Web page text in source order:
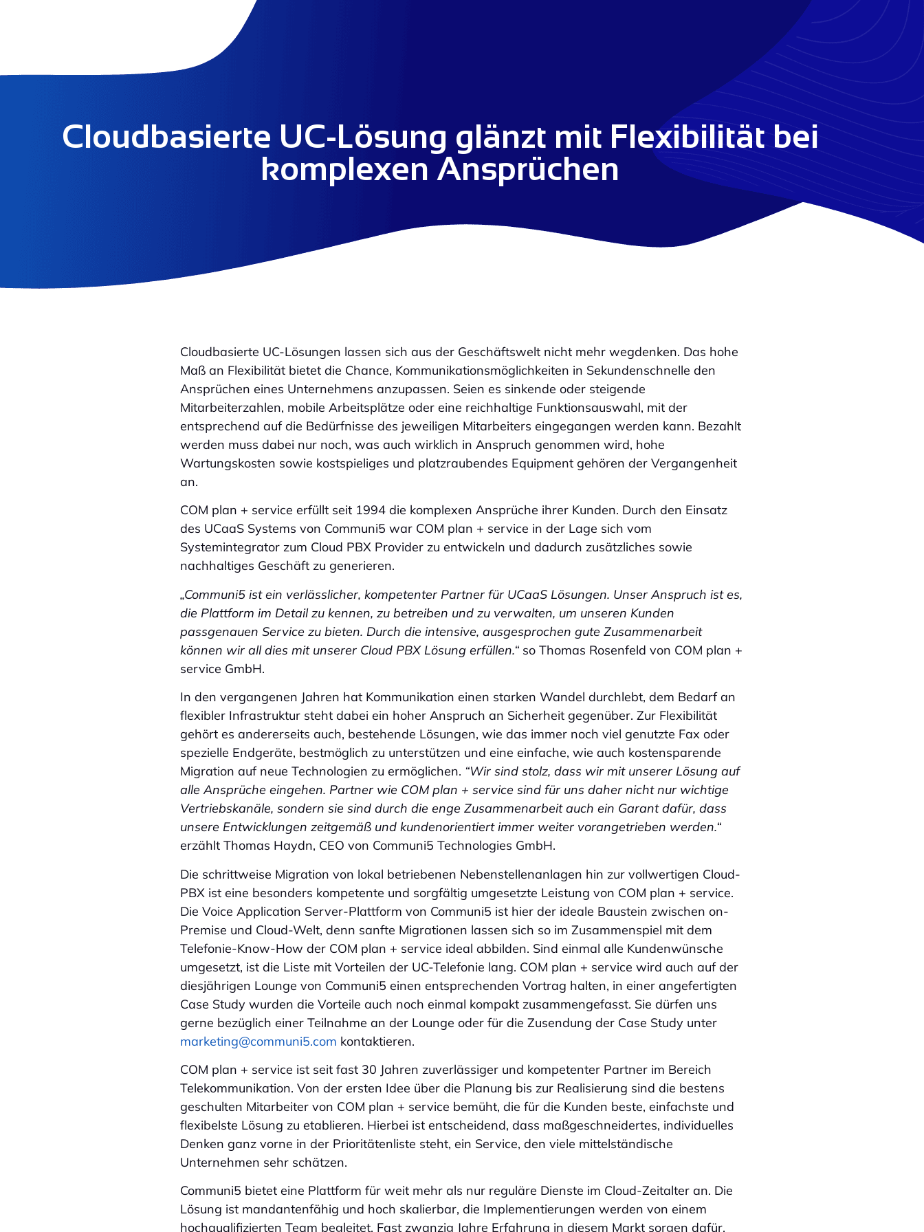
Cloudbasierte UC-Lösung glänzt mit Flexibilität bei
komplexen Ansprüchen
Cloudbasierte UC-Lösungen lassen sich aus der Geschäftswelt nicht mehr wegdenken. Das hohe
Maß an Flexibilität bietet die Chance, Kommunikationsmöglichkeiten in Sekundenschnelle den
Ansprüchen eines Unternehmens anzupassen. Seien es sinkende oder steigende
Mitarbeiterzahlen, mobile Arbeitsplätze oder eine reichhaltige Funktionsauswahl, mit der
entsprechend auf die Bedürfnisse des jeweiligen Mitarbeiters eingegangen werden kann. Bezahlt
werden muss dabei nur noch, was auch wirklich in Anspruch genommen wird, hohe
Wartungskosten sowie kostspieliges und platzraubendes Equipment gehören der Vergangenheit
an.
COM plan + service erfüllt seit 1994 die komplexen Ansprüche ihrer Kunden. Durch den Einsatz
des UCaaS Systems von Communi5 war COM plan + service in der Lage sich vom
Systemintegrator zum Cloud PBX Provider zu entwickeln und dadurch zusätzliches sowie
nachhaltiges Geschäft zu generieren.
„Communi5 ist ein verlässlicher, kompetenter Partner für UCaaS Lösungen. Unser Anspruch ist es,
die Plattform im Detail zu kennen, zu betreiben und zu verwalten, um unseren Kunden
passgenauen Service zu bieten. Durch die intensive, ausgesprochen gute Zusammenarbeit
können wir all dies mit unserer Cloud PBX Lösung erfüllen.“ so Thomas Rosenfeld von COM plan +
service GmbH.
In den vergangenen Jahren hat Kommunikation einen starken Wandel durchlebt, dem Bedarf an
flexibler Infrastruktur steht dabei ein hoher Anspruch an Sicherheit gegenüber. Zur Flexibilität
gehört es andererseits auch, bestehende Lösungen, wie das immer noch viel genutzte Fax oder
spezielle Endgeräte, bestmöglich zu unterstützen und eine einfache, wie auch kostensparende
Migration auf neue Technologien zu ermöglichen. “Wir sind stolz, dass wir mit unserer Lösung auf
alle Ansprüche eingehen. Partner wie COM plan + service sind für uns daher nicht nur wichtige
Vertriebskanäle, sondern sie sind durch die enge Zusammenarbeit auch ein Garant dafür, dass
unsere Entwicklungen zeitgemäß und kundenorientiert immer weiter vorangetrieben werden.“
erzählt Thomas Haydn, CEO von Communi5 Technologies GmbH.
Die schrittweise Migration von lokal betriebenen Nebenstellenanlagen hin zur vollwertigen Cloud-
PBX ist eine besonders kompetente und sorgfältig umgesetzte Leistung von COM plan + service.
Die Voice Application Server-Plattform von Communi5 ist hier der ideale Baustein zwischen on-
Premise und Cloud-Welt, denn sanfte Migrationen lassen sich so im Zusammenspiel mit dem
Telefonie-Know-How der COM plan + service ideal abbilden. Sind einmal alle Kundenwünsche
umgesetzt, ist die Liste mit Vorteilen der UC-Telefonie lang. COM plan + service wird auch auf der
diesjährigen Lounge von Communi5 einen entsprechenden Vortrag halten, in einer angefertigten
Case Study wurden die Vorteile auch noch einmal kompakt zusammengefasst. Sie dürfen uns
gerne bezüglich einer Teilnahme an der Lounge oder für die Zusendung der Case Study unter
marketing@communi5.com kontaktieren.
COM plan + service ist seit fast 30 Jahren zuverlässiger und kompetenter Partner im Bereich
Telekommunikation. Von der ersten Idee über die Planung bis zur Realisierung sind die bestens
geschulten Mitarbeiter von COM plan + service bemüht, die für die Kunden beste, einfachste und
flexibelste Lösung zu etablieren. Hierbei ist entscheidend, dass maßgeschneidertes, individuelles
Denken ganz vorne in der Prioritätenliste steht, ein Service, den viele mittelständische
Unternehmen sehr schätzen.
Communi5 bietet eine Plattform für weit mehr als nur reguläre Dienste im Cloud-Zeitalter an. Die
Lösung ist mandantenfähig und hoch skalierbar, die Implementierungen werden von einem
hochqualifizierten Team begleitet. Fast zwanzig Jahre Erfahrung in diesem Markt sorgen dafür,